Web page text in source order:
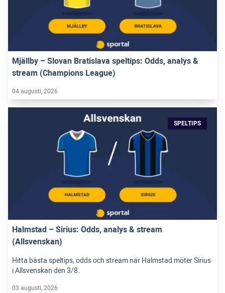
Mjällby – Slovan Bratislava speltips: Odds, analys &
stream (Champions League)
04 augusti, 2026
SPELTIPS
Halmstad – Sirius: Odds, analys & stream
(Allsvenskan)
Hitta bästa speltips, odds och stream när Halmstad möter Sirius
i Allsvenskan den 3/8.
03 augusti, 2026